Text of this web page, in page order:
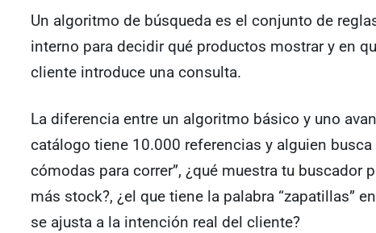
Un algoritmo de búsqueda es el conjunto de
interno para decidir qué productos mostrar y en
cliente introduce una consulta.
La diferencia entre un algoritmo básico y uno
catálogo tiene 10.000 referencias y alguien busca
cómodas para correr”, ¿qué muestra tu buscador
más stock?, ¿el que tiene la palabra “zapatillas”
se ajusta a la intención real del cliente?